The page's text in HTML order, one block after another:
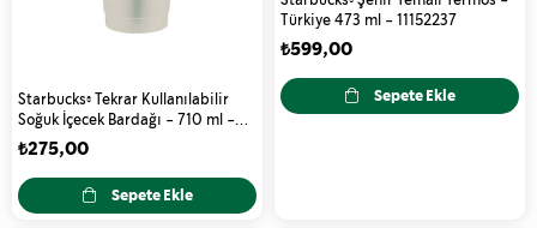
Starbucks® Tekrar Kullanılabilir
Soğuk İçecek Bardağı - 710 ml -
11133280
₺275,00
Sepete Ekle
Türkiye 473 ml - 11152237
₺599,00
Sepete Ekle